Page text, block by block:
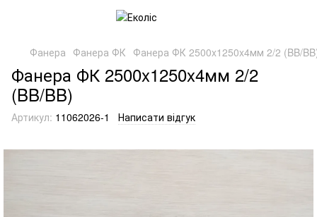
Фанера Фанера ФК Фанера ФК 2500x1250x4мм 2/2 (BB/
Фанера ФК 2500x1250x4мм 2/2
(BB/BB)
Артикул: 11062026-1 Написати відгук